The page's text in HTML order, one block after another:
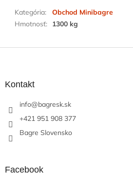
Kategória:
Obchod Minibagre
Hmotnosť: 1300 kg
Kontakt
info@bagresk.sk
+421 951 908 377
Bagre Slovensko
Facebook